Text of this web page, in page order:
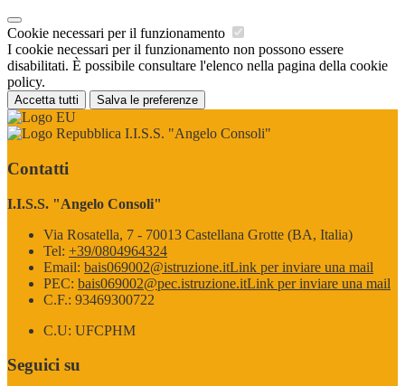
Cookie necessari per il funzionamento
I cookie necessari per il funzionamento non possono essere
disabilitati. È possibile consultare l'elenco nella pagina della cookie
policy.
Accetta tutti Salva le preferenze
I.I.S.S. "Angelo Consoli"
Contatti
I.I.S.S. "Angelo Consoli"
Via Rosatella, 7 - 70013 Castellana Grotte (BA, Italia)
Tel: +39/0804964324
Email: bais069002@istruzione.itLink per inviare una mail
PEC: bais069002@pec.istruzione.itLink per inviare una mail
C.F.: 93469300722
C.U: UFCPHM
Seguici su